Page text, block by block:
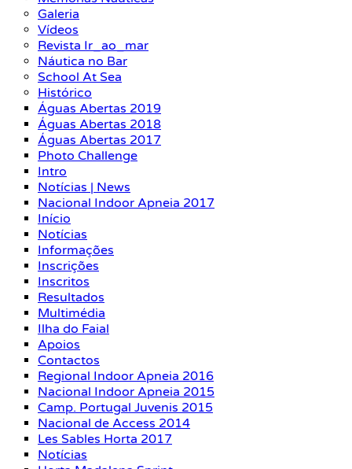
Galeria
Vídeos
Revista Ir_ao_mar
Náutica no Bar
School At Sea
Histórico
Águas Abertas 2019
Águas Abertas 2018
Águas Abertas 2017
Photo Challenge
Intro
Notícias | News
Nacional Indoor Apneia 2017
Início
Notícias
Informações
Inscrições
Inscritos
Resultados
Multimédia
Ilha do Faial
Apoios
Contactos
Regional Indoor Apneia 2016
Nacional Indoor Apneia 2015
Camp. Portugal Juvenis 2015
Nacional de Access 2014
Les Sables Horta 2017
Notícias